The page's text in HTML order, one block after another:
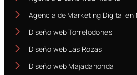
Agencia de Marketing Digital en
Diseño web Torrelodones
Diseño web Las Rozas
Diseño web Majadahonda